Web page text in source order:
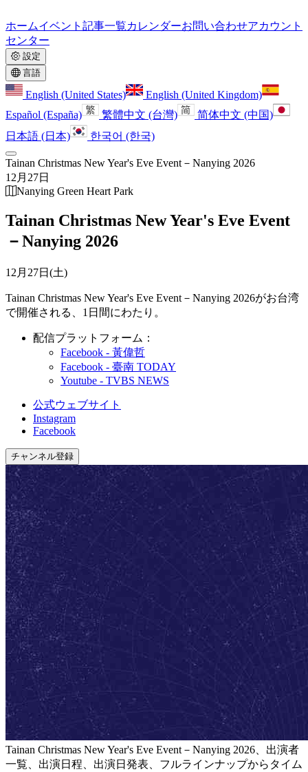
ホームイベント 記事一覧カレンダーお問い合わせアカウント
センター
設定
言語
English (United States)
English (United Kingdom)
Español (España)
繁體中文 (台灣)
简体中文 (中国)
日本語 (日本)
한국어 (한국)
Tainan Christmas New Year's Eve Event－Nanying 2026
12月27日
Nanying Green Heart Park
Tainan Christmas New Year's Eve Event
－Nanying 2026
12月27日(土)
Tainan Christmas New Year's Eve Event－Nanying 2026がお台湾
で開催される、1日間にわたり。
配信プラットフォーム：
Facebook - 黃偉哲
Facebook - 臺南 TODAY
Youtube - TVBS NEWS
公式ウェブサイト
Instagram
Facebook
チャンネル登録
Tainan Christmas New Year's Eve Event－Nanying 2026、出演者
一覧、出演日程、出演日発表、フルラインナップからタイム